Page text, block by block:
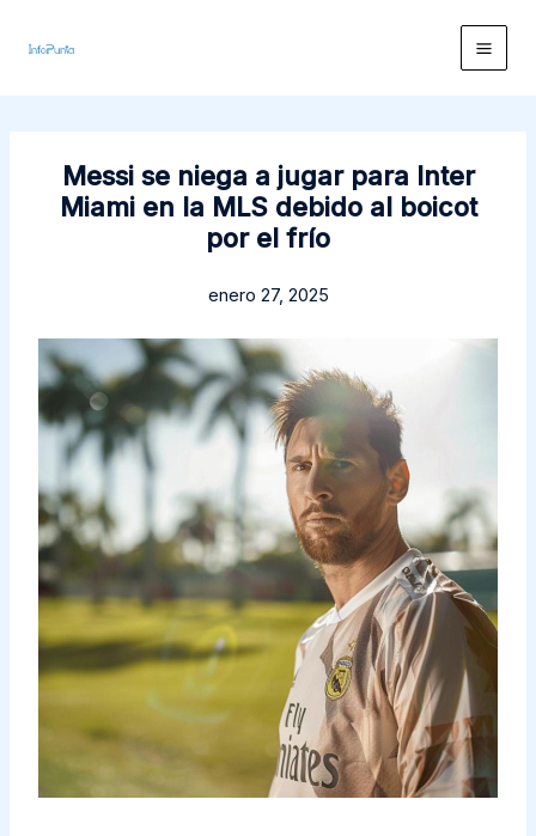
Messi se niega a jugar para Inter
Miami en la MLS debido al boicot
por el frío
enero 27, 2025